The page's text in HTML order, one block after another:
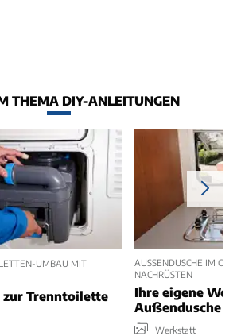
THEMA DIY-ANLEITUNGEN
UMBAU MIT
zur Trenntoilette
AUSSENDUSCHE IM
ACHRÜSTEN
Ihre eigene
Außendusche
Werkstatt